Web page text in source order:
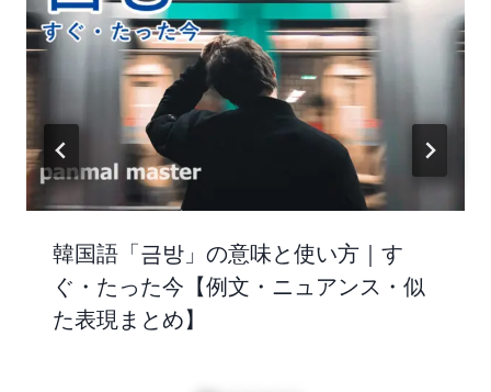
韓国語「금방」の意味と使い方｜す
ぐ・たった今【例文・ニュアンス・似
た表現まとめ】